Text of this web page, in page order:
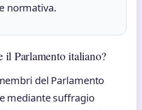
normativa.
il Parlamento italiano?
del Parlamento
mediante suffragio